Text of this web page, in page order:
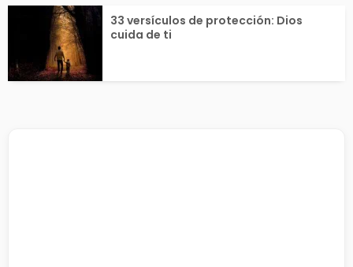
33 versículos de protección: Dios
cuida de ti